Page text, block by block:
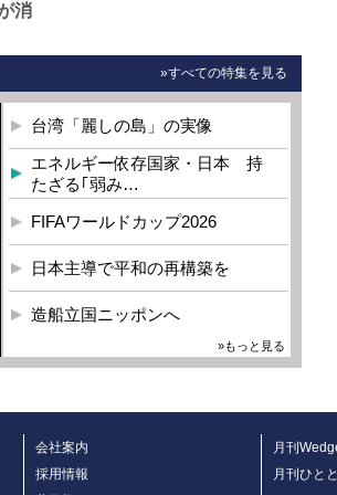
消
»すべての特集を見る
台湾「麗しの島」の実像
エネルギー依存国家・日本 持
たざる｢弱み…
FIFAワールドカップ2026
日本主導で平和の再構築を
造船立国ニッポンへ
»もっと見る
会社案内
採用情報
月刊
月刊ひと